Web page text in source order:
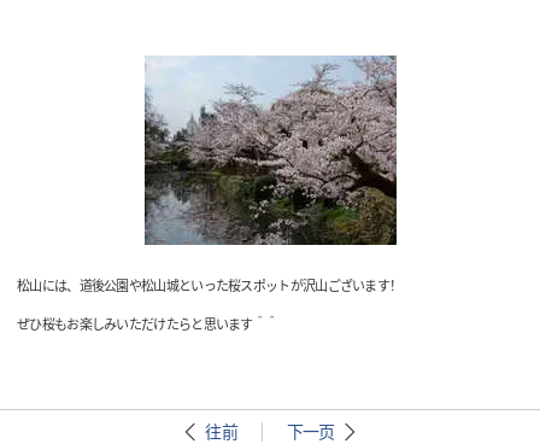
松山には、道後公園や松山城といった桜スポットが沢山ございます！
ぜひ桜もお楽しみいただけたらと思います＾＾
往前 下一页